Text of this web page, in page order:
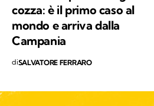
cozza: è il primo caso al
mondo e arriva dalla
Campania
diSALVATORE FERRARO